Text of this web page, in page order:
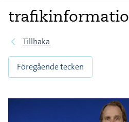
Tillbaka
Föregående tecken